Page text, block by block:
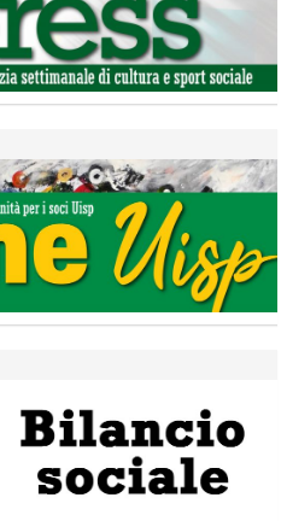
traccia il bilancio della stagione